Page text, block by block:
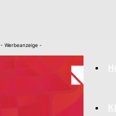
- Werbeanzeige -